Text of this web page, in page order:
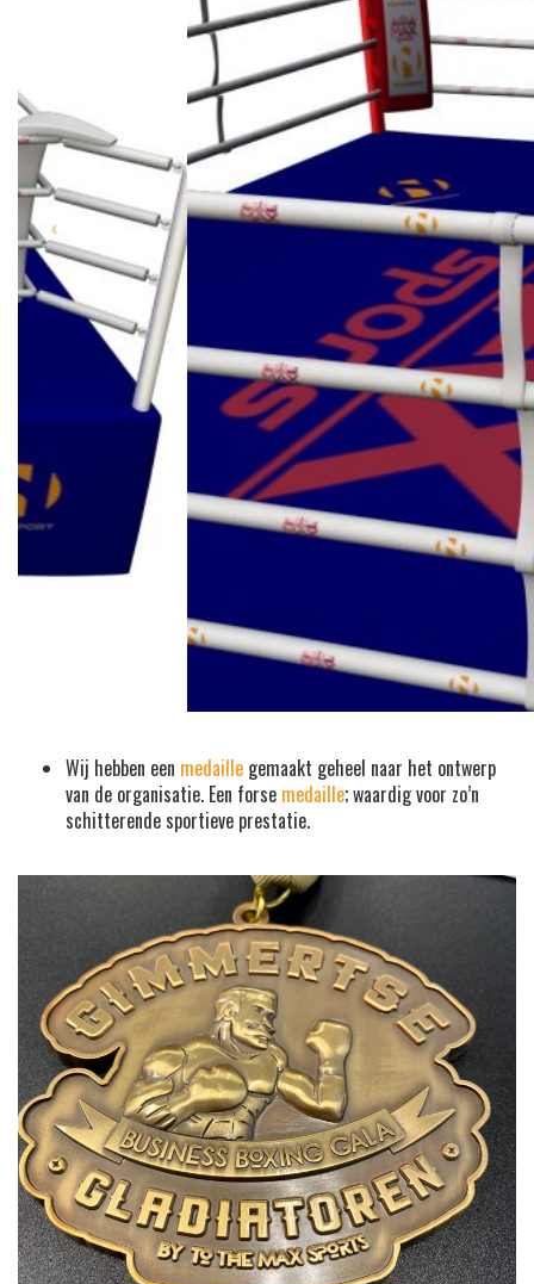
Wij hebben een medaille gemaakt geheel naar het ontwerp
van de organisatie. Een forse medaille; waardig voor zo’n
schitterende sportieve prestatie.